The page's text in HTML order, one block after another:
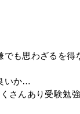
でも思わざるを得
いか…
さんあり受験勉